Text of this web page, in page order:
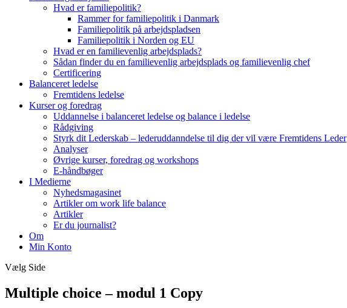
Hvad er familiepolitik?
Rammer for familiepolitik i Danmark
Familiepolitik på arbejdspladsen
Familiepolitik i Norden og EU
Hvad er en familievenlig arbejdsplads?
Sådan finder du en familievenlig arbejdsplads og familievenlig chef
Certificering
Balanceret ledelse
Fremtidens ledelse
Kurser og foredrag
Uddannelse i balanceret ledelse og balance i ledelse
Rådgiving
Styrk dit Lederskab – lederuddanndelse til dig der vil være Fremtidens Leder
Analyser
Øvrige kurser, foredrag og workshops
E-håndbøger
I Medierne
Nyhedsmagasinet
Artikler om work life balance
Artikler
Er du journalist?
Om
Min Konto
Vælg Side
Multiple choice – modul 1 Copy